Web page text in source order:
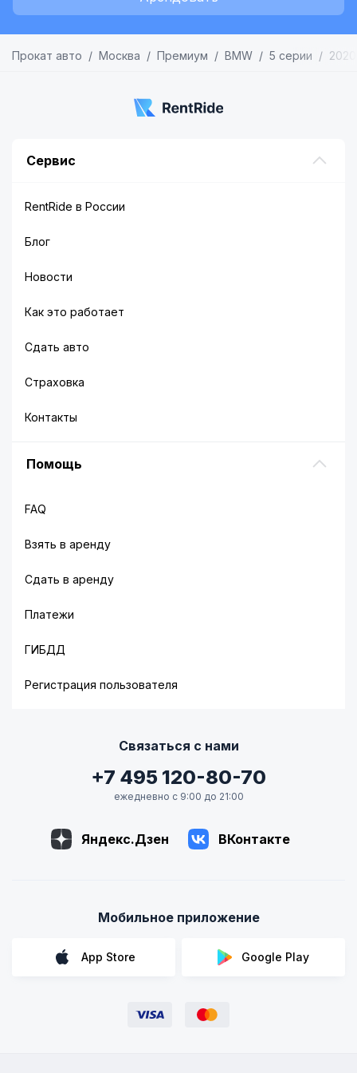
Прокат авто Москва Премиум BMW 5 серии 2020
Сервис
RentRide в России
Блог
Новости
Как это работает
Сдать авто
Страховка
Контакты
Помощь
FAQ
Взять в аренду
Сдать в аренду
Платежи
ГИБДД
Регистрация пользователя
Связаться с нами
+7 495 120-80-70
ежедневно с 9:00 до 21:00
Яндекс.Дзен ВКонтакте
Мобильное приложение
App Store Google Play